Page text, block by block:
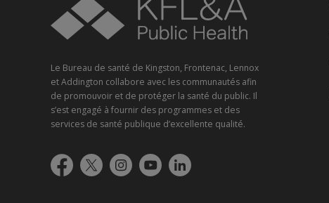
Le Bureau de santé de Kingston, Frontenac, Lennox
et Addington collabore avec les communautés afin
de promouvoir et de protéger la santé du public. Il
s’est engagé à fournir des programmes et des
services de santé publique d’excellente qualité.